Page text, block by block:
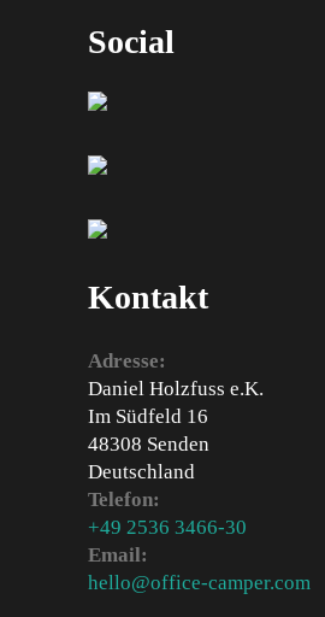
Social
Kontakt
Adresse:
Daniel Holzfuss e.K.
Im Südfeld 16
48308 Senden
Deutschland
Telefon:
+49 2536 3466-30
Email:
hello@office-camper.com